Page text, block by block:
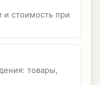
стоимость при
товары,